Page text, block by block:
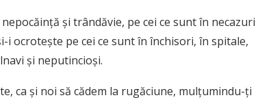
şi trândăvie, pe cei ce sunt în necazuri
ocroteşte pe cei ce sunt în închisori, în spitale,
şi neputincioşi.
ca şi noi să cădem la rugăciune, mulţumindu-ţi